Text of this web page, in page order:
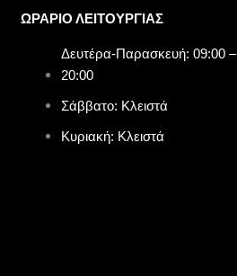
ΩΡΑΡΙΟ ΛΕΙΤΟΥΡΓΙΑΣ​
Δευτέρα-Παρασκευή: 09:00 –
20:00
Σάββατο: Κλειστά
Κυριακή: Κλειστά